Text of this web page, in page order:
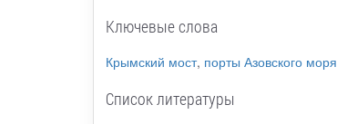
Ключевые слова
Крымский мост, порты Азовского моря
Список литературы